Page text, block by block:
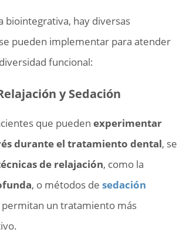
biointegrativa, hay diversas
pueden implementar para atender
funcional:
y Sedación
que pueden experimentar
durante el tratamiento dental, se
de relajación, como la
, o métodos de sedación
permitan un tratamiento más